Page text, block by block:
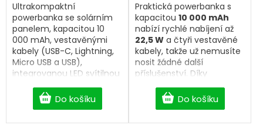
Do košíku
Ultrakompaktní
powerbanka se solárním
panelem, kapacitou 10
000 mAh, vestavěnými
kabely (USB-C, Lightning,
Micro USB a USB),
integrovanou LED svítilnou
a solárním i USB
dobíjením.
Do košíku
Praktická powerbanka s
kapacitou 10 000 mAh
nabízí rychlé nabíjení až
22,5 W a čtyři vestavěné
kabely, takže už nemusíte
nosit žádné další
příslušenství. Díky
kompaktním rozměrům,
LED displeji zobrazujícímu
stav baterie a podpoře